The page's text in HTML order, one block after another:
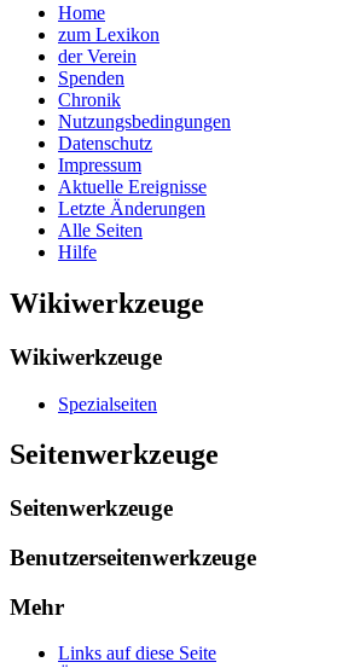
Home
zum Lexikon
der Verein
Spenden
Chronik
Nutzungsbedingungen
Datenschutz
Impressum
Aktuelle Ereignisse
Letzte Änderungen
Alle Seiten
Hilfe
Wikiwerkzeuge
Wikiwerkzeuge
Spezialseiten
Seitenwerkzeuge
Seitenwerkzeuge
Benutzerseitenwerkzeuge
Mehr
Links auf diese Seite